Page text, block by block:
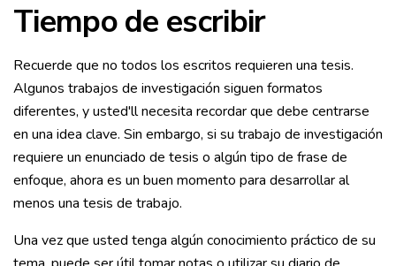
Tiempo de escribir
Recuerde que no todos los escritos requieren una tesis.
Algunos trabajos de investigación siguen formatos
diferentes, y usted'll necesita recordar que debe centrarse
en una idea clave. Sin embargo, si su trabajo de investigación
requiere un enunciado de tesis o algún tipo de frase de
enfoque, ahora es un buen momento para desarrollar al
menos una tesis de trabajo.
Una vez que usted tenga algún conocimiento práctico de su